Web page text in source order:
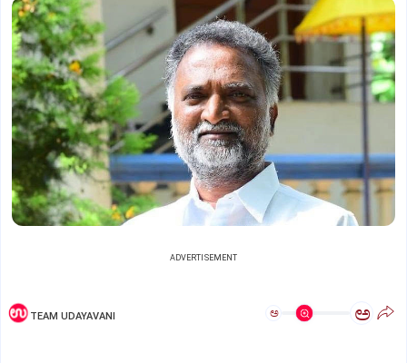
ADVERTISEMENT
TEAM UDAYAVANI ಅ ಅ